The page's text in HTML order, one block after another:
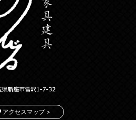
アクセスマップ >